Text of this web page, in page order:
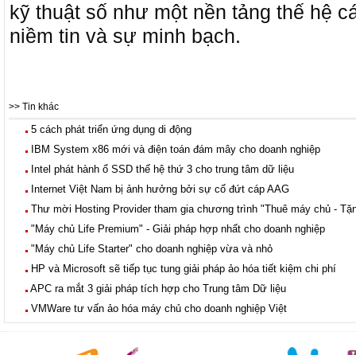
kỹ thuật số như một nền tảng thế hệ
niềm tin và sự minh bạch.
>> Tin khác
5 cách phát triển ứng dụng di động
IBM System x86 mới và điện toán đám mây cho doanh nghiệp
Intel phát hành ổ SSD thế hệ thứ 3 cho trung tâm dữ liệu
Internet Việt Nam bị ảnh hưởng bởi sự cố đứt cáp AAG
Thư mời Hosting Provider tham gia chương trình "Thuê máy chủ -
"Máy chủ Life Premium" - Giải pháp hợp nhất cho doanh nghiệp
"Máy chủ Life Starter" cho doanh nghiệp vừa và nhỏ
HP và Microsoft sẽ tiếp tục tung giải pháp ảo hóa tiết kiệm chi phí
APC ra mắt 3 giải pháp tích hợp cho Trung tâm Dữ liệu
VMWare tư vấn ảo hóa máy chủ cho doanh nghiệp Việt